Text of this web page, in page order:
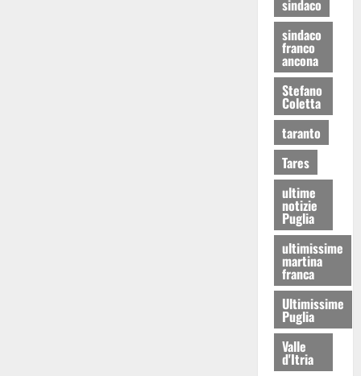
sindaco
sindaco
franco
ancona
Stefano
Coletta
taranto
Tares
ultime
notizie
Puglia
ultimissime
martina
franca
Ultimissime
Puglia
Valle
d'Itria